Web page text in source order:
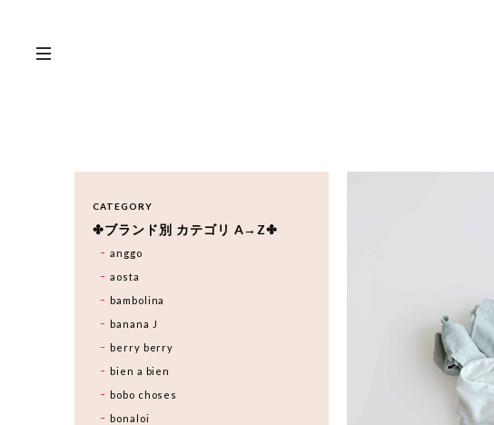
CATEGORY
✤ブランド別 カテゴリ A→Z✤
anggo
aosta
bambolina
banana J
berry berry
bien a bien
bobo choses
bonaloi